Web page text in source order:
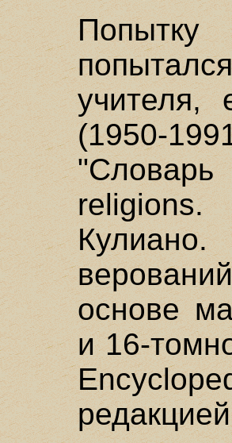
Попытку
учителя,
(1950-
основе
и 16-